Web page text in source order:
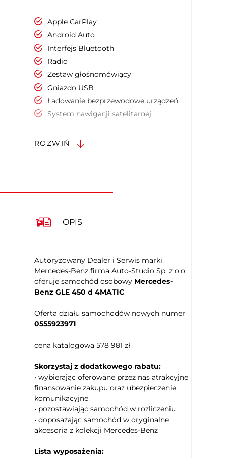
Apple CarPlay
Android Auto
Interfejs Bluetooth
Radio
Zestaw głośnomówiący
Gniazdo USB
Ładowanie bezprzewodowe urządzeń
System nawigacji satelitarnej
Wyświetlacz typu Head-Up
Elektrycznie ustawiany fotel pasażera
Podgrzewany fotel kierowcy
pasażer
Siedzenie z pamięcią ustawienia
Podłokietniki - przód
Kierownica ze sterowaniem radia
Kolumna kierownicy regulowana
Kierownica wielofunkcyjna
Zmiana biegów w kierownicy
Keyless Go
Uruchamianie silnika bez użycia
kluczyków
Czujnik deszczu
Elektryczne szyby przednie
Przyciemniane tylne szyby
ROZWIŃ
OPIS
Autoryzowany Dealer i Serwis marki
Mercedes-Benz firma Auto-Studio Sp. z o.o.
oferuje samochód osobowy Mercedes-
Benz GLE 450 d 4MATIC
Oferta działu samochodów nowych numer
0555923971
cena katalogowa 578 981 zł
Skorzystaj z dodatkowego rabatu:
• wybierając oferowane przez nas atrakcyjne
finansowanie zakupu oraz ubezpieczenie
komunikacyjne
• pozostawiając samochód w rozliczeniu
• doposażając samochód w oryginalne
akcesoria z kolekcji Mercedes-Benz
Lista wyposażenia: